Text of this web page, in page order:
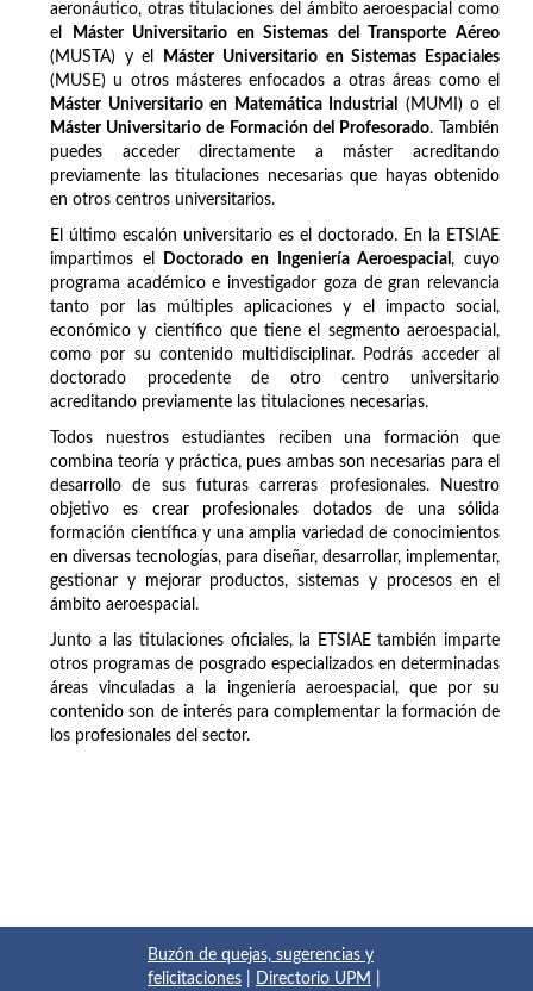
aeronáutico, otras titulaciones del ámbito aeroespacial como
el
Máster Universitario en Sistemas del Transporte Aéreo
(MUSTA) y el
Máster Universitario en Sistemas Espaciales
(MUSE) u otros másteres enfocados a otras áreas como el
Máster Universitario en Matemática Industrial
(MUMI) o el
Máster Universitario de Formación del Profesorado. También
puedes acceder directamente a máster acreditando
previamente las titulaciones necesarias que hayas obtenido
en otros centros universitarios.
El último escalón universitario es el doctorado. En la ETSIAE
impartimos el
Doctorado en Ingeniería Aeroespacial, cuyo
programa académico e investigador goza de gran relevancia
tanto por las múltiples aplicaciones y el impacto social,
económico y científico que tiene el segmento aeroespacial,
como por su contenido multidisciplinar. Podrás acceder al
doctorado procedente de otro centro universitario
acreditando previamente las titulaciones necesarias.
Todos nuestros estudiantes reciben una formación que
combina teoría y práctica, pues ambas son necesarias para el
desarrollo de sus futuras carreras profesionales. Nuestro
objetivo es crear profesionales dotados de una sólida
formación científica y una amplia variedad de conocimientos
en diversas tecnologías, para diseñar, desarrollar, implementar,
gestionar y mejorar productos, sistemas y procesos en el
ámbito aeroespacial.
Junto a las titulaciones oficiales, la ETSIAE también imparte
otros programas de posgrado especializados en determinadas
áreas vinculadas a la ingeniería aeroespacial, que por su
contenido son de interés para complementar la formación de
los profesionales del sector.
Buzón de quejas, sugerencias y
felicitaciones
Directorio UPM